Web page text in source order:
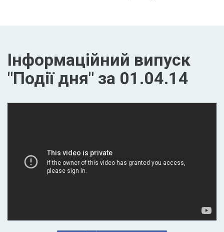
Інформаційний випуск
"Події дня" за 01.04.14